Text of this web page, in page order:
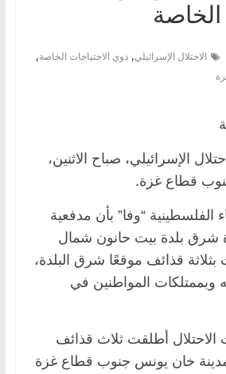
الخاصة
الاحتلال الإسرائيلي, ذوي الاحتياجات الخاصة,
الإسرائيلي، صباح الاثنين،
قطاع غزة.
الفلسطينية “وفا” بأن مدفعية
شرق بلدة بيت حانون شمال
قذائف موقعًا شرق البلدة،
وبممتلكات المواطنين في
أطلقت ثلاث قذائف
خان يونس جنوب قطاع غزة